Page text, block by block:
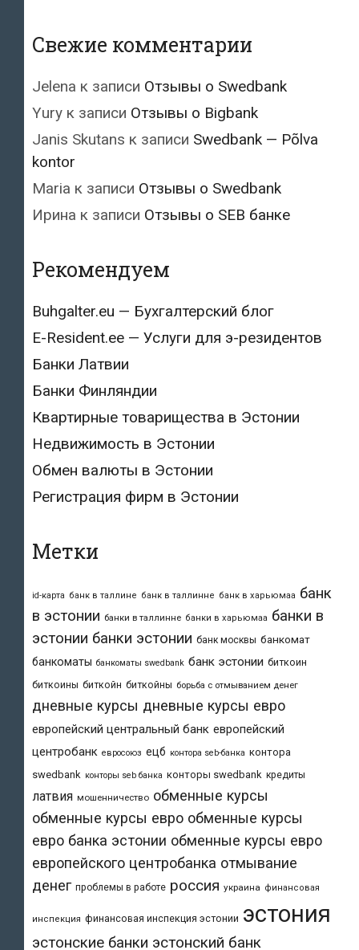
Свежие комментарии
Jelena к записи Отзывы о Swedbank
Yury к записи Отзывы о Bigbank
Janis Skutans к записи Swedbank — Põlva
kontor
Maria к записи Отзывы о Swedbank
Ирина к записи Отзывы о SEB банке
Рекомендуем
Buhgalter.eu — Бухгалтерский блог
E-Resident.ee — Услуги для э-резидентов
Банки Латвии
Банки Финляндии
Квартирные товарищества в Эстонии
Недвижимость в Эстонии
Обмен валюты в Эстонии
Регистрация фирм в Эстонии
Метки
id-карта банк в таллине банк в таллинне банк в харьюмаа банк
в эстонии банки в таллинне банки в харьюмаа банки в
эстонии банки эстонии банк москвы банкомат
банкоматы банкоматы swedbank банк эстонии биткоин
биткоины биткойн биткойны борьба с отмыванием денег
дневные курсы дневные курсы евро
европейский центральный банк европейский
центробанк евросоюз ецб контора seb-банка контора
swedbank конторы seb банка конторы swedbank кредиты
латвия мошенничество обменные курсы
обменные курсы евро обменные курсы
евро банка эстонии обменные курсы евро
европейского центробанка отмывание
денег проблемы в работе россия украина финансовая
инспекция финансовая инспекция эстонии эстония
эстонские банки эстонский банк